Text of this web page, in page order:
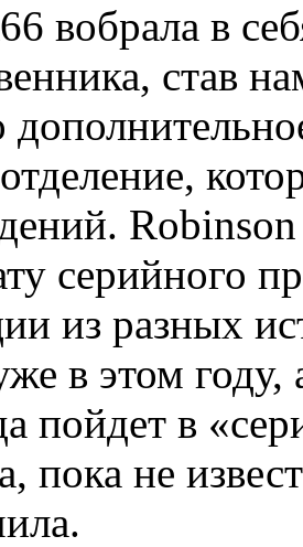
вобрала в
став
серийного
из разных
в этом
пойдет в
пока не